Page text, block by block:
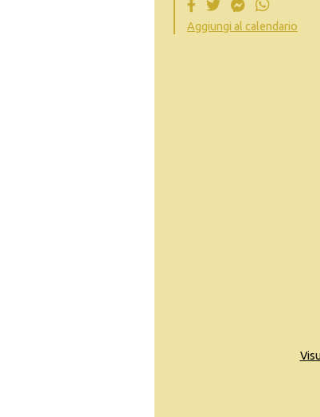
Aggiungi al calendario